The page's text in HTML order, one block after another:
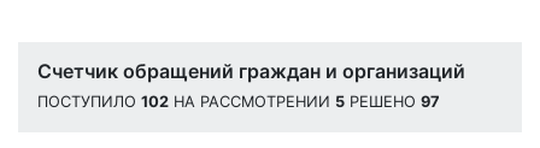
Счетчик обращений граждан и организаций
ПОСТУПИЛО 102 НА РАССМОТРЕНИИ 5 РЕШЕНО 97